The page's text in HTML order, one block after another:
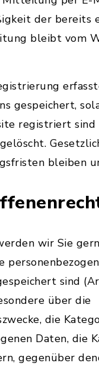
der bereits
bleibt vom
gespeichert,
registriert sind
bleiben
wir Sie
sind
über die
die
Daten, die
gegenüber